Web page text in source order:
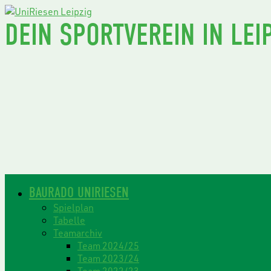
DEIN SPORTVEREIN IN
BAURADO UNIRIESEN
Spielplan
Tabelle
Teamarchiv
Team 2024/25
Team 2023/24